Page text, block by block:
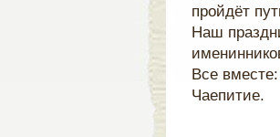
пройдёт
Наш
Все
Чаепитие.